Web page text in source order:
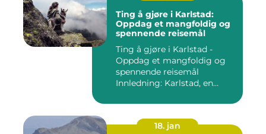
Ting å gjøre i Karlstad:
Oppdag et mangfoldig og
spennende reisemål
Ting å gjøre i Karlstad -
Oppdag et mangfoldig og
spennende reisemål
Innledning: Karlstad, en
18. jan